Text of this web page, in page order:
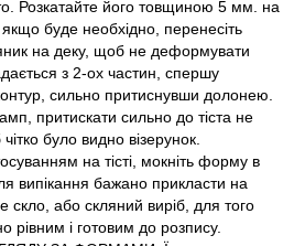
Розкатайте його товщиною 5 мм. на
буде необхідно, перенесіть
на деку, щоб не деформувати
з 2-ох частин, спершу
сильно притиснувши долонею.
притискати сильно до тіста не
було видно візерунок.
на тісті, мокніть форму в
випікання бажано прикласти на
скло, або скляний виріб, для того
рівним і готовим до розпису.